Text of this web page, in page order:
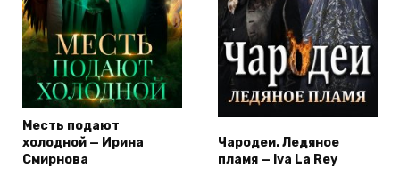
Месть подают
холодной — Ирина
Смирнова
Чародеи. Ледяное
пламя — Iva La Rey